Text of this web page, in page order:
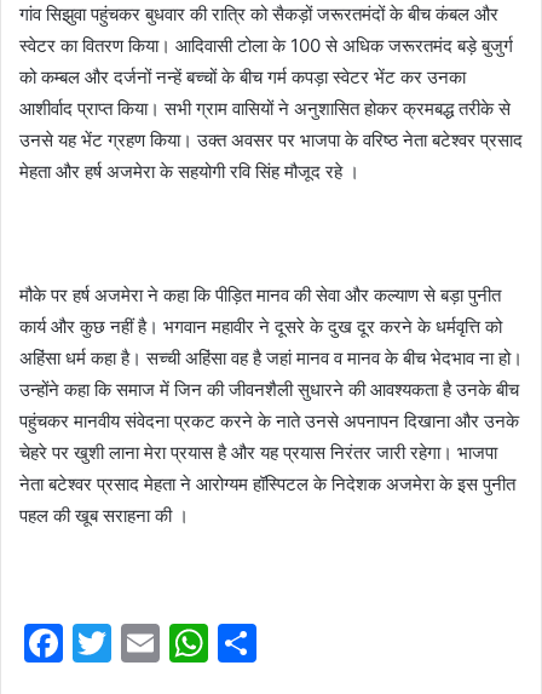
गांव सिझुवा पहुंचकर बुधवार की रात्रि को सैकड़ों जरूरतमंदों के बीच कंबल और
स्वेटर का वितरण किया। आदिवासी टोला के 100 से अधिक जरूरतमंद बड़े बुजुर्ग
को कम्बल और दर्जनों नन्हें बच्चों के बीच गर्म कपड़ा स्वेटर भेंट कर उनका
आशीर्वाद प्राप्त किया। सभी ग्राम वासियों ने अनुशासित होकर क्रमबद्ध तरीके से
उनसे यह भेंट ग्रहण किया। उक्त अवसर पर भाजपा के वरिष्ठ नेता बटेश्वर प्रसाद
मेहता और हर्ष अजमेरा के सहयोगी रवि सिंह मौजूद रहे ।
मौके पर हर्ष अजमेरा ने कहा कि पीड़ित मानव की सेवा और कल्याण से बड़ा पुनीत
कार्य और कुछ नहीं है। भगवान महावीर ने दूसरे के दुख दूर करने के धर्मवृत्ति को
अहिंसा धर्म कहा है। सच्ची अहिंसा वह है जहां मानव व मानव के बीच भेदभाव ना हो।
उन्होंने कहा कि समाज में जिन की जीवनशैली सुधारने की आवश्यकता है उनके बीच
पहुंचकर मानवीय संवेदना प्रकट करने के नाते उनसे अपनापन दिखाना और उनके
चेहरे पर खुशी लाना मेरा प्रयास है और यह प्रयास निरंतर जारी रहेगा। भाजपा
नेता बटेश्वर प्रसाद मेहता ने आरोग्यम हॉस्पिटल के निदेशक अजमेरा के इस पुनीत
पहल की खूब सराहना की ।
F
T
E
W